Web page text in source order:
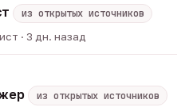
из открытых источников
· 3 дн. назад
из открытых источников